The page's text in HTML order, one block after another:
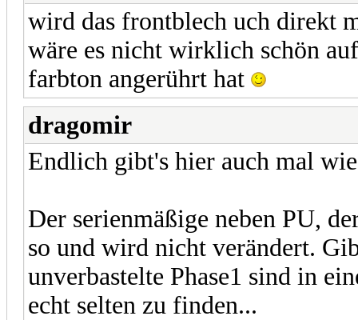
wird das frontblech uch direkt
wäre es nicht wirklich schön
farbton angerührt hat
dragomir
Endlich gibt's hier auch mal
Der serienmäßige neben PU,
so und wird nicht verändert.
unverbastelte Phase1 sind in
echt selten zu finden...